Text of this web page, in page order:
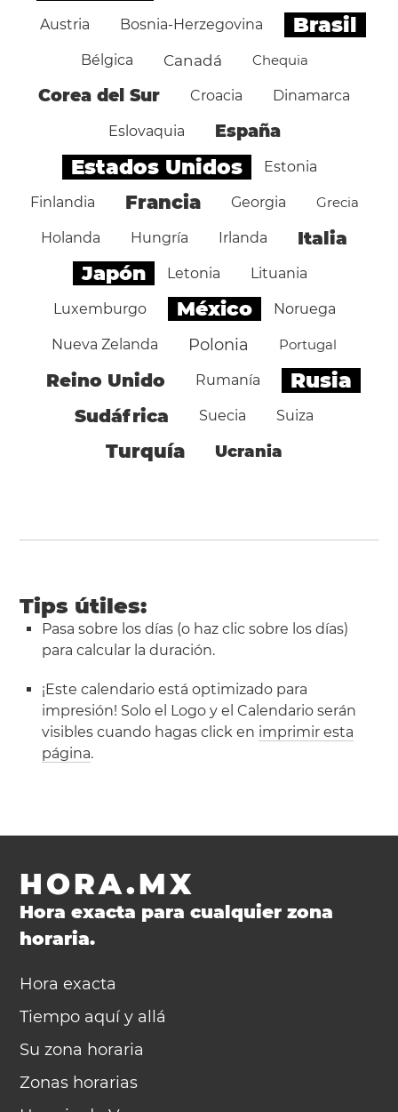
Austria Bosnia-Herzegovina Brasil
Bélgica Canadá Chequia
Corea del Sur Croacia Dinamarca
Eslovaquia España
Estados Unidos Estonia
Finlandia Francia Georgia Grecia
Holanda Hungría Irlanda Italia
Japón Letonia Lituania
Luxemburgo México Noruega
Nueva Zelanda Polonia Portugal
Reino Unido Rumanía Rusia
Sudáfrica Suecia Suiza
Turquía Ucrania
Tips útiles:
Pasa sobre los días (o haz clic sobre los días)
para calcular la duración.
¡Este calendario está optimizado para
impresión! Solo el Logo y el Calendario serán
visibles cuando hagas click en imprimir esta
página.
HORA.MX
Hora exacta para cualquier zona
horaria.
Hora exacta
Tiempo aquí y allá
Su zona horaria
Zonas horarias